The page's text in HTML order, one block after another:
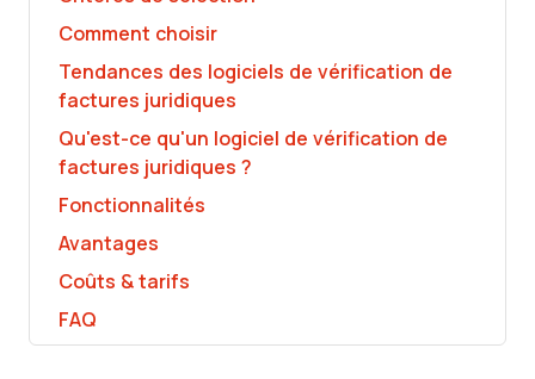
Comment choisir
Tendances des logiciels de vérification de
factures juridiques
Qu'est-ce qu'un logiciel de vérification de
factures juridiques ?
Fonctionnalités
Avantages
Coûts & tarifs
FAQ